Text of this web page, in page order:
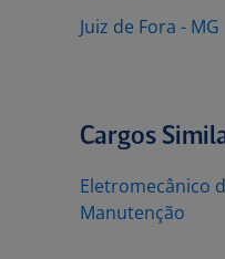
Juiz de Fora - MG
Cargos
Eletromecânico
Manutenção